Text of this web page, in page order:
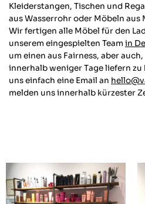
Kleiderstangen, Tischen und
aus Wasserrohr oder Möbeln
Wir fertigen alle Möbel für den
unserem eingespielten Team in
um einen aus Fairness, aber
innerhalb weniger Tage liefern zu
uns einfach eine Email an
melden uns innerhalb kürzester